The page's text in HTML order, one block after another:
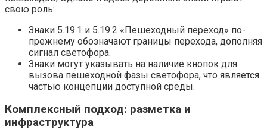
свою роль:
Знаки 5.19.1 и 5.19.2 «Пешеходный переход» по-
прежнему обозначают границы перехода, дополняя
сигнал светофора.
Знаки могут указывать на наличие кнопок для
вызова пешеходной фазы светофора, что является
частью концепции доступной среды.
Комплексный подход: разметка и
инфраструктура